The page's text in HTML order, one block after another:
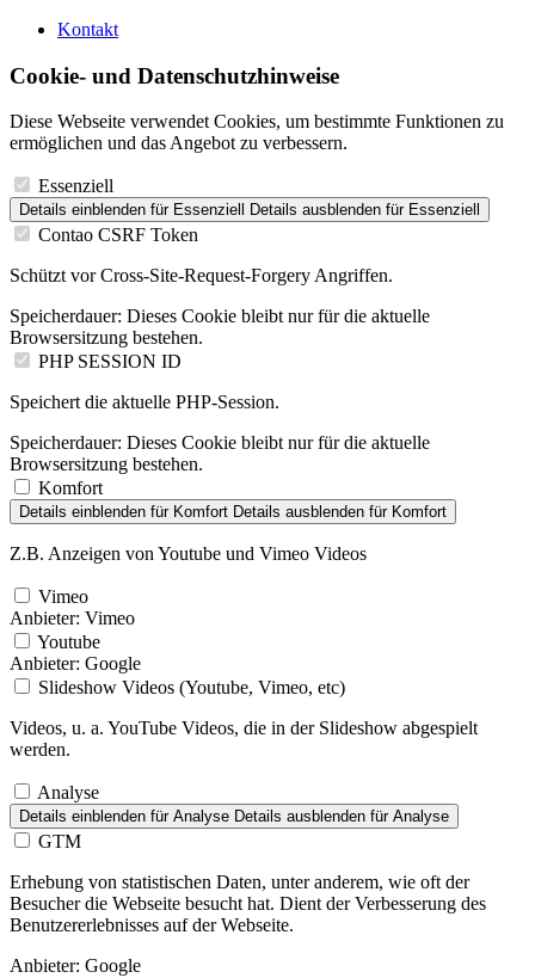
Kontakt
Cookie- und Datenschutzhinweise
Diese Webseite verwendet Cookies, um bestimmte Funktionen zu
ermöglichen und das Angebot zu verbessern.
Essenziell
Details einblenden für Essenziell Details ausblenden für Essenziell
Contao CSRF Token
Schützt vor Cross-Site-Request-Forgery Angriffen.
Speicherdauer: Dieses Cookie bleibt nur für die aktuelle
Browsersitzung bestehen.
PHP SESSION ID
Speichert die aktuelle PHP-Session.
Speicherdauer: Dieses Cookie bleibt nur für die aktuelle
Browsersitzung bestehen.
Komfort
Details einblenden für Komfort Details ausblenden für Komfort
Z.B. Anzeigen von Youtube und Vimeo Videos
Vimeo
Anbieter: Vimeo
Youtube
Anbieter: Google
Slideshow Videos (Youtube, Vimeo, etc)
Videos, u. a. YouTube Videos, die in der Slideshow abgespielt
werden.
Analyse
Details einblenden für Analyse Details ausblenden für Analyse
GTM
Erhebung von statistischen Daten, unter anderem, wie oft der
Besucher die Webseite besucht hat. Dient der Verbesserung des
Benutzererlebnisses auf der Webseite.
Anbieter: Google